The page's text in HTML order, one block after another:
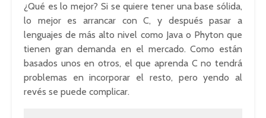
¿Qué es lo mejor? Si se quiere tener una base sólida,
lo mejor es arrancar con C, y después pasar a
lenguajes de más alto nivel como Java o Phyton que
tienen gran demanda en el mercado. Como están
basados unos en otros, el que aprenda C no tendrá
problemas en incorporar el resto, pero yendo al
revés se puede complicar.